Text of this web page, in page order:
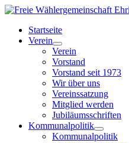
Startseite
Verein
Verein
Vorstand
Vorstand seit 1973
Wir über uns
Vereinssatzung
Mitglied werden
Jubiläumsschriften
Kommunalpolitik
Kommunalpolitik